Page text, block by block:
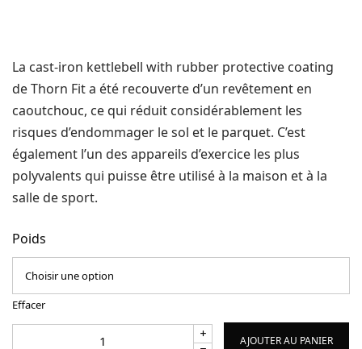
La cast-iron kettlebell with rubber protective coating
de Thorn Fit a été recouverte d’un revêtement en
caoutchouc, ce qui réduit considérablement les
risques d’endommager le sol et le parquet. C’est
également l’un des appareils d’exercice les plus
polyvalents qui puisse être utilisé à la maison et à la
salle de sport.
Poids
Effacer
AJOUTER AU PANIER